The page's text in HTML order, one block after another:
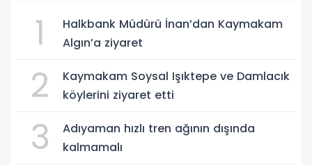
1
Halkbank Müdürü İnan’dan Kaymakam
Algın’a ziyaret
2
Kaymakam Soysal Işıktepe ve Damlacık
köylerini ziyaret etti
3
Adıyaman hızlı tren ağının dışında
kalmamalı